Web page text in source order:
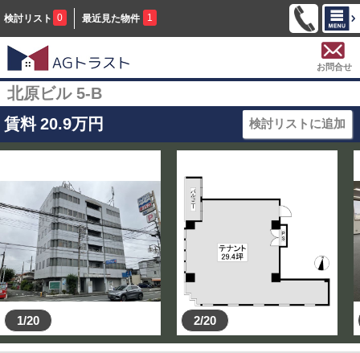
検討リスト 0 最近見た物件 1
お問合せ
北原ビル 5-B
賃料 20.9万円 検討リストに追加
1/20 2/20